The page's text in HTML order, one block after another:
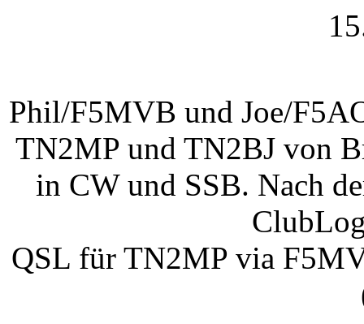
Phil/F5MVB und Joe/
TN2MP und TN2BJ von
in CW und SSB. Nach
QSL für TN2MP via